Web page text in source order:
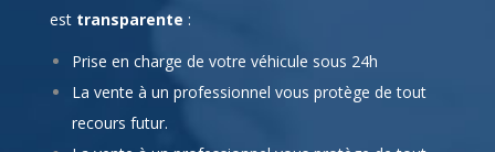
recours futur.
recours futur.
Le tout sans bouger de votre canapé.